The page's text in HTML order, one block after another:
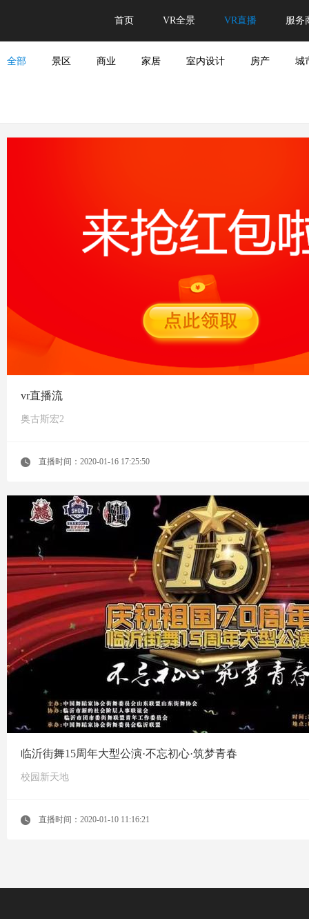
首页 VR全景 VR直播 服务
全部 景区 商业 家居 室内设计 房产 城
vr直播流
奥古斯宏2
直播时间：2020-01-16 17:25:50
临沂街舞15周年大型公演·不忘初心·筑梦青春
校园新天地
直播时间：2020-01-10 11:16:21